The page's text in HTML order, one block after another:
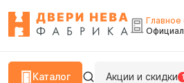
Главное
Каталог Акции и скидки